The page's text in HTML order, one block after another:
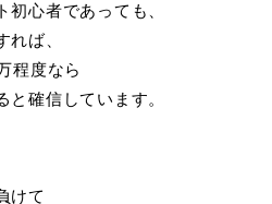
初心者であっても、
れば、
程度なら
確信しています。
けて